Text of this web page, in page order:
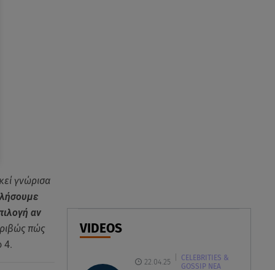
07.08.26 , 18:34
Έξοδος Αυγούστου: Στο 100% η
πληρότητα για Κυκλάδες
VIDEOS
22.04.25
CELEBRITIES &
GOSSIP ΝΕΑ
γνώρισα
αν
πώς
4.